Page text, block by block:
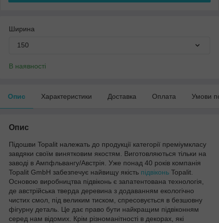
Ширина
150
В наявності
Опис Характеристики Доставка Оплата Умови
Опис
Підошви Topalit належать до продукції категорії преміумкласу
завдяки своїм винятковим якостям. Виготовляються тільки на
заводі в Ампфльвангу/Австрія. Уже понад 40 років компанія
Topalit GmbH забезпечує найвищу якість підвіконь Topalit.
Основою виробництва підвіконь є запатентована технологія,
де австрійська тверда деревина з додаванням екологічно
чистих смол, під великим тиском, спресовується в безшовну
фігурну деталь. Це дає право бути найкращим підвіконням
серед нам відомих. Крім різноманітності в декорах, які